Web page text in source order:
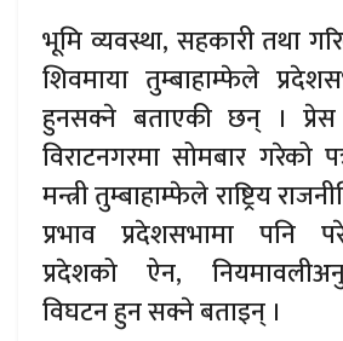
भूमि व्यवस्था, सहकारी तथा
शिवमाया तुम्बाहाम्फेले
हुनसक्ने बताएकी छन् ।
विराटनगरमा सोमबार गरेको
मन्त्री तुम्बाहाम्फेले राष्ट्रिय
प्रभाव प्रदेशसभामा पनि
प्रदेशको ऐन,
विघटन हुन सक्ने बताइन् ।